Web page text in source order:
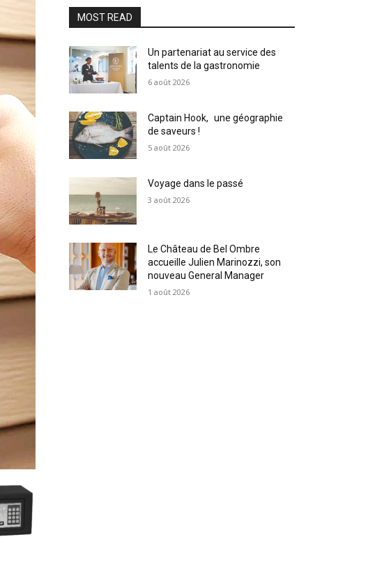
MOST READ
Un partenariat au service des
talents de la gastronomie
6 août 2026
Captain Hook, une géographie
de saveurs !
5 août 2026
Voyage dans le passé
3 août 2026
Le Château de Bel Ombre
accueille Julien Marinozzi, son
nouveau General Manager
1 août 2026